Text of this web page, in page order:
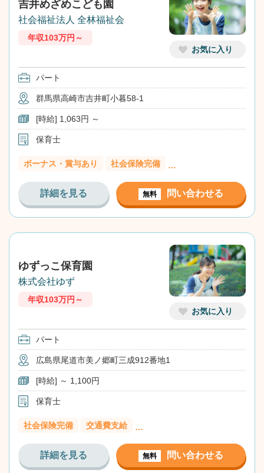
お気に入り
吉井めざめこども園
社会福祉法人 全林福祉会
年収103万円～
パート
群馬県高崎市吉井町小暮58-1
[時給] 1,063円 ～
保育士
ボーナス・賞与あり 社会保険完備 …
詳細を見る 無料 問い合わせる
お気に入り
ゆずっこ保育園
株式会社ゆず
年収103万円～
パート
広島県尾道市美ノ郷町三成912番地1
[時給] ～ 1,100円
保育士
社会保険完備 交通費支給 …
詳細を見る 無料 問い合わせる